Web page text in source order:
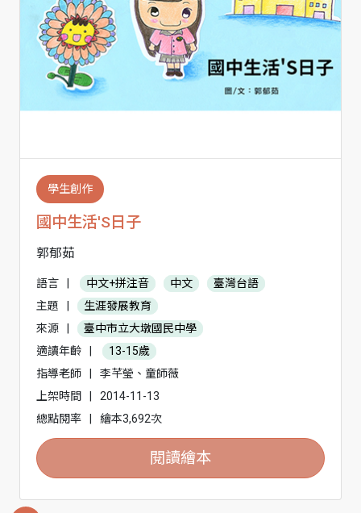
學生創作
國中生活'S日子
郭郁茹
語言 中文+拼注音 中文
臺灣台語
主題
生涯發展教育
來源
臺中市立大墩國民中學
適讀年齡
13-15歲
指導老師
李芊瑩、童師薇
上架時間
2014-11-13
總點閱率
繪本3,692次
閱讀繪本